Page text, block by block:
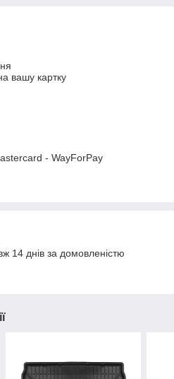
вашу картку
- WayForPay
14 днів за домовленістю